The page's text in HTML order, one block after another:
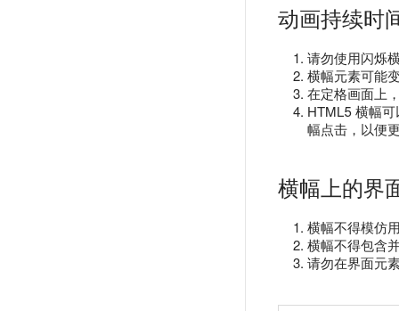
动画持续时
请勿使用闪烁
横幅元素可能
在定格画面上
HTML5 横幅
幅点击，以便
横幅上的界
横幅不得模仿
横幅不得包含
请勿在界面元